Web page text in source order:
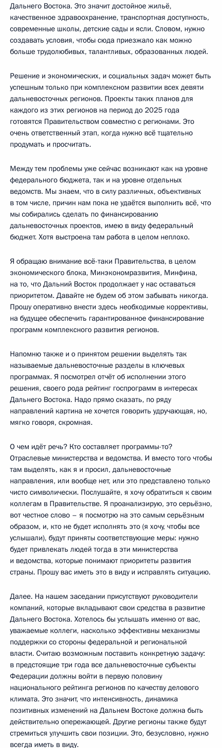
Дальнего Востока. Это значит достойное жильё,
качественное здравоохранение, транспортная доступность,
современные школы, детские сады и ясли. Словом, нужно
создавать условия, чтобы сюда приезжало как можно
больше трудолюбивых, талантливых, образованных людей.
Решение и экономических, и социальных задач может быть
успешным только при комплексном развитии всех девяти
дальневосточных регионов. Проекты таких планов для
каждого из этих регионов на период до 2025 года
готовятся Правительством совместно с регионами. Это
очень ответственный этап, когда нужно всё тщательно
продумать и просчитать.
Между тем проблемы уже сейчас возникают как на уровне
федерального бюджета, так и на уровне отдельных
ведомств. Мы знаем, что в силу различных, объективных
в том числе, причин нам пока не удаётся выполнить всё, что
мы собирались сделать по финансированию
дальневосточных проектов, имею в виду федеральный
бюджет. Хотя выстроена там работа в целом неплохо.
Я обращаю внимание всё-таки Правительства, в целом
экономического блока, Минэкономразвития, Минфина,
на то, что Дальний Восток продолжает у нас оставаться
приоритетом. Давайте не будем об этом забывать никогда.
Прошу оперативно внести здесь необходимые коррективы,
на будущее обеспечить гарантированное финансирование
программ комплексного развития регионов.
Напомню также и о принятом решении выделять так
называемые дальневосточные разделы в ключевых
программах. Я посмотрел отчёт об исполнении этого
решения, своего рода рейтинг госпрограмм в интересах
Дальнего Востока. Надо прямо сказать, по ряду
направлений картина не хочется говорить удручающая, но,
мягко говоря, скромная.
О чем идёт речь? Кто составляет программы-то?
Отраслевые министерства и ведомства. И вместо того чтобы
там выделять, как я и просил, дальневосточные
направления, или вообще нет, или это представлено только
чисто символически. Послушайте, я хочу обратиться к своим
коллегам в Правительстве. Я проанализирую, это серьёзно,
вот честное слово – я посмотрю на это самым серьёзным
образом, и, кто не будет исполнять это (я хочу, чтобы все
услышали), будут приняты соответствующие меры: нужно
будет привлекать людей тогда в эти министерства
и ведомства, которые понимают приоритеты развития
страны. Прошу вас иметь это в виду и исправлять ситуацию.
Далее. На нашем заседании присутствуют руководители
компаний, которые вкладывают свои средства в развитие
Дальнего Востока. Хотелось бы услышать именно от вас,
уважаемые коллеги, насколько эффективны механизмы
поддержки со стороны федеральной и региональной
власти. Считаю возможным поставить конкретную задачу:
в предстоящие три года все дальневосточные субъекты
Федерации должны войти в первую половину
национального рейтинга регионов по качеству делового
климата. Это значит, что интенсивность, динамика
позитивных изменений на Дальнем Востоке должна быть
действительно опережающей. Другие регионы также будут
стремиться улучшить свои позиции. Это, безусловно, нужно
всегда иметь в виду.